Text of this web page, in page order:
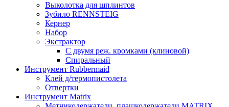
Выколотка для шплинтов
Зубило RENNSTEIG
Кернер
Набор
Экстрактор
С двумя реж. кромками (клиновой)
Спиральный
Инструмент Rubbermaid
Клей д/термопистолета
Отвертки
Инструмент Matrix